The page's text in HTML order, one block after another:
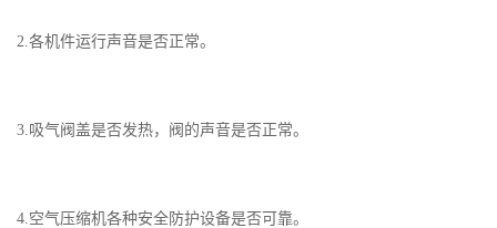
2.各机件运行声音是否正常。
3.吸气阀盖是否发热，阀的声音是否正常。
4.空气压缩机各种安全防护设备是否可靠。